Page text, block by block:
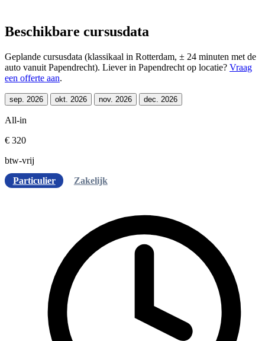
Beschikbare cursusdata
Geplande cursusdata (klassikaal in Rotterdam, ± 24 minuten met de
auto vanuit Papendrecht). Liever in Papendrecht op locatie? Vraag
een offerte aan.
sep. 2026 okt. 2026 nov. 2026 dec. 2026
All-in
€ 320
btw-vrij
Particulier
Zakelijk